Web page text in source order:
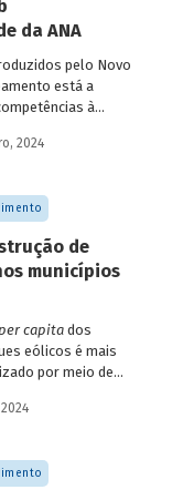
da ANA
pelo Novo
está a
à
do setor.
e a importância
2024
de
municípios
capitados
eólicos é mais
por meio de
dois a três